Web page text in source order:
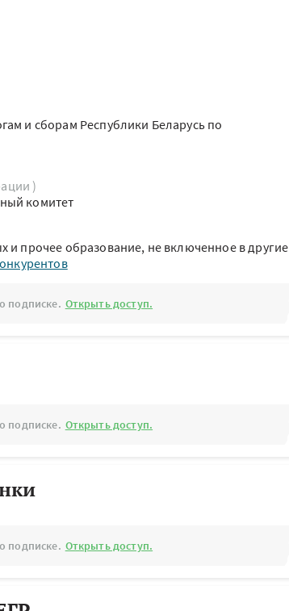
и сборам Республики Беларусь по
)
комитет
и прочее образование, не включенное в другие
подписке. Открыть доступ.
подписке. Открыть доступ.
подписке. Открыть доступ.